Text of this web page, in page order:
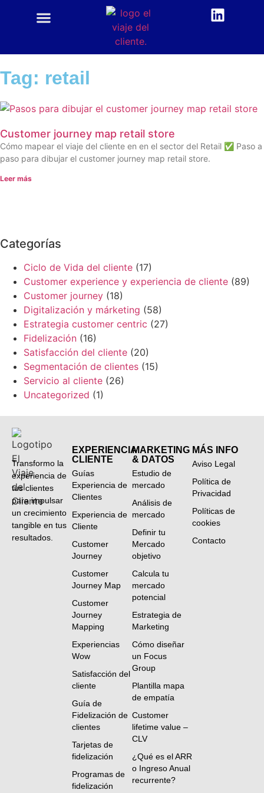
Tag: retail
Customer journey map retail store
Cómo mapear el viaje del cliente en en el sector del Retail ✅ Paso a
paso para dibujar el customer journey map retail store.
Leer más
Categorías
Ciclo de Vida del cliente (17)
Customer experience y experiencia de cliente (89)
Customer journey (18)
Digitalización y márketing (58)
Estrategia customer centric (27)
Fidelización (16)
Satisfacción del cliente (20)
Segmentación de clientes (15)
Servicio al cliente (26)
Uncategorized (1)
Transformo la
experiencia de
tus clientes
para impulsar
un crecimiento
tangible en tus
resultados.
EXPERIENCIA
CLIENTE
Guías
Experiencia de
Clientes
Experiencia de
Cliente
Customer
Journey
Customer
Journey Map
Customer
Journey
Mapping
Experiencias
Wow
Satisfacción del
cliente
Guía de
Fidelización de
clientes
Tarjetas de
fidelización
Programas de
fidelización
MARKETING
& DATOS
Estudio de
mercado
Análisis de
mercado
Definir tu
Mercado
objetivo
Calcula tu
mercado
potencial
Estrategia de
Marketing
Cómo diseñar
un Focus
Group
Plantilla mapa
de empatía
Customer
lifetime value –
CLV
¿Qué es el ARR
o Ingreso Anual
recurrente?
MÁS INFO
Aviso Legal
Política de
Privacidad
Políticas de
cookies
Contacto